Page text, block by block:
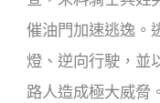
催油門加速逃逸。
燈、逆向行駛，並
路人造成極大威脅